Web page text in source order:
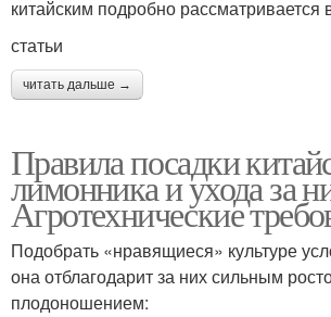
китайским подробно рассматривается
статьи
читать дальше →
Правила посадки
лимонника и ухода за
Агротехнические
Подобрать «нравящиеся» культуре
она отблагодарит за них сильным
плодоношением: